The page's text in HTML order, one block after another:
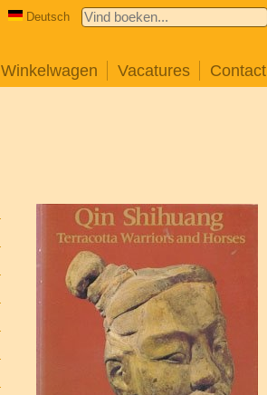
Deutsch
Winkelwagen Vacatures Contact